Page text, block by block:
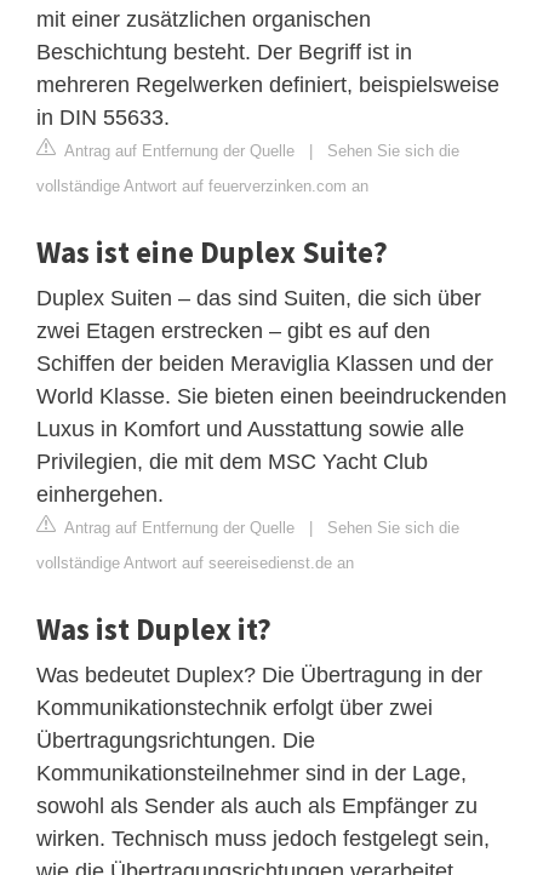
mit einer zusätzlichen organischen
Beschichtung besteht. Der Begriff ist in
mehreren Regelwerken definiert, beispielsweise
in DIN 55633.
Antrag auf Entfernung der Quelle | Sehen Sie sich die
vollständige Antwort auf feuerverzinken.com an
Was ist eine Duplex Suite?
Duplex Suiten – das sind Suiten, die sich über
zwei Etagen erstrecken – gibt es auf den
Schiffen der beiden Meraviglia Klassen und der
World Klasse. Sie bieten einen beeindruckenden
Luxus in Komfort und Ausstattung sowie alle
Privilegien, die mit dem MSC Yacht Club
einhergehen.
Antrag auf Entfernung der Quelle | Sehen Sie sich die
vollständige Antwort auf seereisedienst.de an
Was ist Duplex it?
Was bedeutet Duplex? Die Übertragung in der
Kommunikationstechnik erfolgt über zwei
Übertragungsrichtungen. Die
Kommunikationsteilnehmer sind in der Lage,
sowohl als Sender als auch als Empfänger zu
wirken. Technisch muss jedoch festgelegt sein,